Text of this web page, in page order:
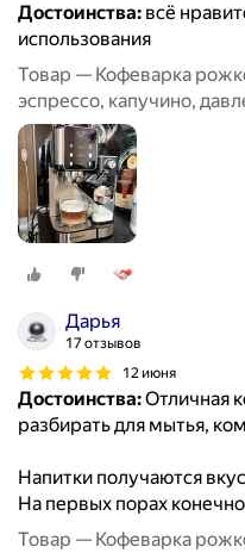
Достоинства: всё
использования
Товар — Кофеварка
эспрессо, капучино,
Дарья
17 отзывов
12 июня
Достоинства:Отличная
разбирать для мытья,
Напитки получаются
На первых порах
Товар — Кофеварка